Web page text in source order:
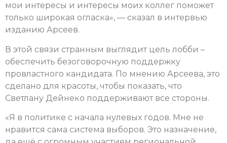
мои интересы и интересы моих коллег поможет
только широкая огласка», — сказал в интервью
изданию Арсеев.
В этой связи странным выглядит цель лобби –
обеспечить безоговорочную поддержку
провластного кандидата. По мнению Арсеева, это
сделано для красоты, чтобы показать, что
Светлану Дейнеко поддерживают все стороны.
«Я в политике с начала нулевых годов. Мне не
нравится сама система выборов. Это назначение,